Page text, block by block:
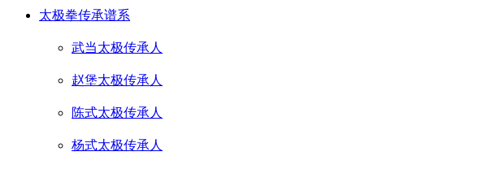
太极拳传承谱系
武当太极传承人
赵堡太极传承人
陈式太极传承人
杨式太极传承人